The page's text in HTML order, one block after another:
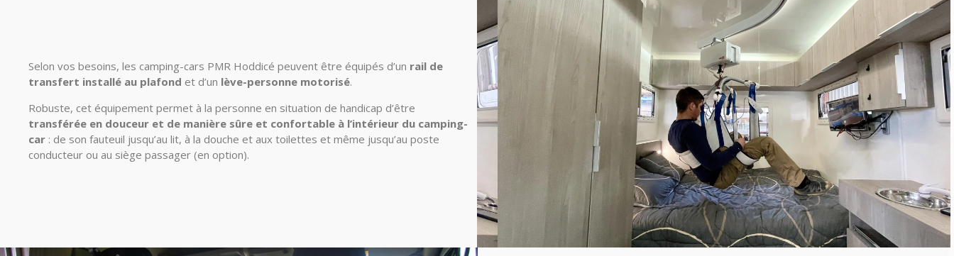
Selon vos besoins, les camping-cars PMR Hoddicé peuvent être équipés d’un rail de
transfert installé au plafond et d’un lève-personne motorisé.
Robuste, cet équipement permet à la personne en situation de handicap d’être
transférée en douceur et de manière sûre et confortable à l’intérieur du camping-
car: de son fauteuil jusqu’au lit, à la douche et aux toilettes et même jusqu’au poste
conducteur ou au siège passager (en option).